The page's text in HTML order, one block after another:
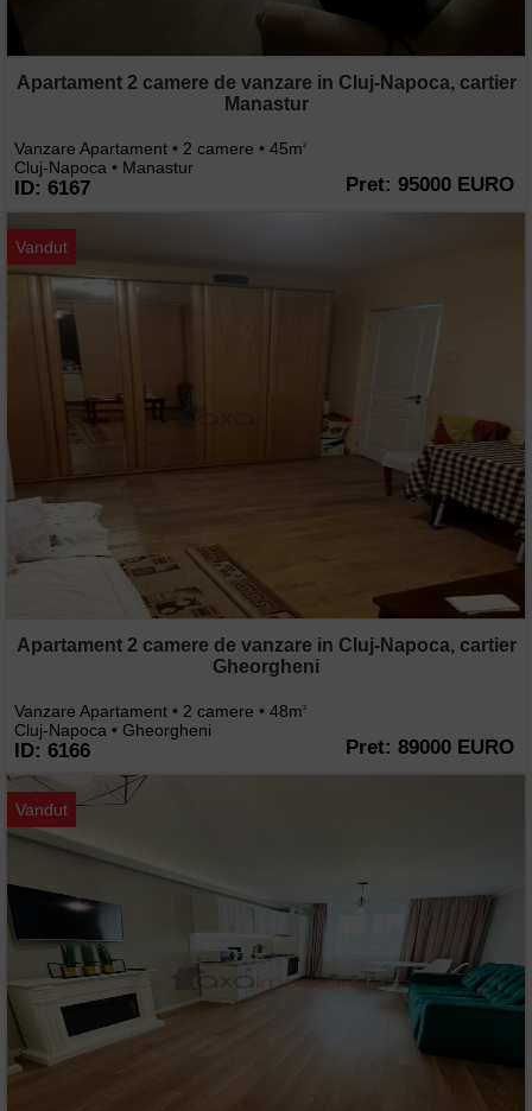
Apartament 2 camere de vanzare in Cluj-Napoca, cartier
Manastur
Vanzare Apartament • 2 camere • 45m2
Cluj-Napoca • Manastur
ID: 6167 Pret: 95000 EURO
Vandut
Apartament 2 camere de vanzare in Cluj-Napoca, cartier
Gheorgheni
Vanzare Apartament • 2 camere • 48m2
Cluj-Napoca • Gheorgheni
ID: 6166 Pret: 89000 EURO
Vandut